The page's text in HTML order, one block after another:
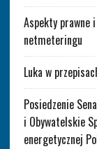
Aspekty prawne
netmeteringu
Luka w
Posiedzenie
i Obywatelskie
energetycznej